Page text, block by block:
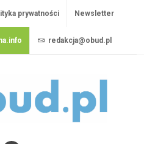
prywatności Newsletter
redakcja@obud.pl